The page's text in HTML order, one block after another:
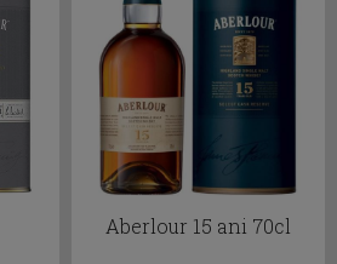
Aberlour 15 ani 70cl